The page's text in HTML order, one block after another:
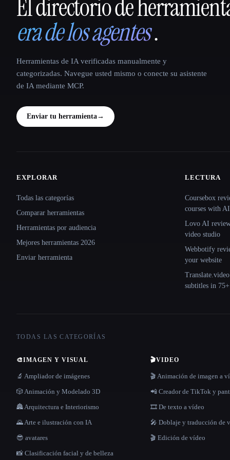
That AI Collection
El directorio de
era de los agentes.
Herramientas de IA verificadas manualmente y
categorizadas. Navegue usted mismo o conecte su asistente
de IA mediante MCP.
Enviar tu herramienta→
Site navigation
EXPLORAR
Todas las categorías
Comparar herramientas
Herramientas por audiencia
Mejores herramientas 2026
Enviar herramienta
LECTURA
Coursebox
courses with AI
Lovo AI
video studio
Webbotify
your website
subtitles in 75+
TODAS LAS CATEGORÍAS
🎨IMAGEN Y VISUAL
🔬 Ampliador de imágenes
🎲 Animación y Modelado 3D
🏯 Arquitectura e Interiorismo
🌄 Arte e ilustración con IA
😎 avatares
📸 Clasificación facial y de belleza
🎬VIDEO
🎬 Animación de imagen a
📲 Creador de TikTok y
🎞️ De texto a vídeo
🎤 Doblaje y traducción de
🎬 Edición de vídeo